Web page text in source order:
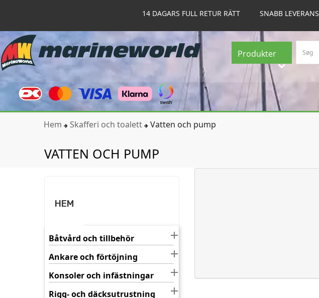
14 DAGARS FULL RETUR RÄTT SNABB LEVERANS
Produkter
Hem Skafferi och toalett Vatten och pump
VATTEN OCH PUMP
HEM
Båtvård och tillbehör 
Ankare och förtöjning 
Konsoler och infästningar 
Rigg- och däcksutrustning 